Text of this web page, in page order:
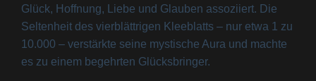
Glück, Hoffnung, Liebe und Glauben assoziiert. Die
Seltenheit des vierblättrigen Kleeblatts – nur etwa 1 zu
10.000 – verstärkte seine mystische Aura und machte
es zu einem begehrten Glücksbringer.